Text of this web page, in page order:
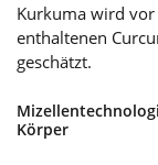
Kurkuma wird
enthaltenen
geschätzt.
Körper